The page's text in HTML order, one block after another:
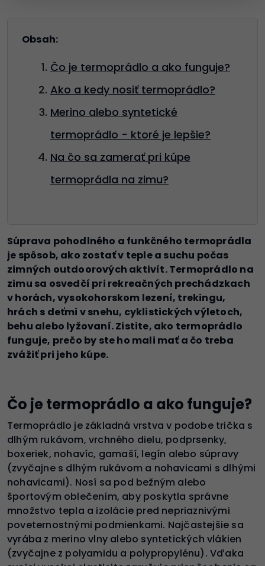
Obsah:
Čo je termoprádlo a ako funguje?
Ako a kedy nosiť termoprádlo?
Merino alebo syntetické
termoprádlo - ktoré je lepšie?
Na čo sa zamerať pri kúpe
termoprádla na zimu?
Súprava pohodlného a funkčného termoprádla
je spôsob, ako zostať v teple a suchu počas
zimných outdoorových aktivít. Termoprádlo na
zimu sa osvedčí pri rekreačných prechádzkach
v horách, vysokohorskom lezení, trekingu,
hrách s deťmi v snehu, cyklistických výletoch,
behu alebo lyžovaní. Zistite, ako termoprádlo
funguje, prečo by ste ho mali mať a čo treba
zvážiť pri jeho kúpe.
Čo je termoprádlo a ako funguje?
Termoprádlo je základná vrstva v podobe trička s
dlhým rukávom, vrchného dielu, podprsenky,
boxeriek, nohavíc, gamaší, legín alebo súpravy
(zvyčajne s dlhým rukávom a nohavicami s dlhými
nohavicami). Nosí sa pod bežným alebo
športovým oblečením, aby poskytla správne
množstvo tepla a izolácie pred nepriaznivými
poveternostnými podmienkami. Najčastejšie sa
vyrába z merino vlny alebo syntetických vlákien
(zvyčajne z polyamidu a polypropylénu). Vďaka